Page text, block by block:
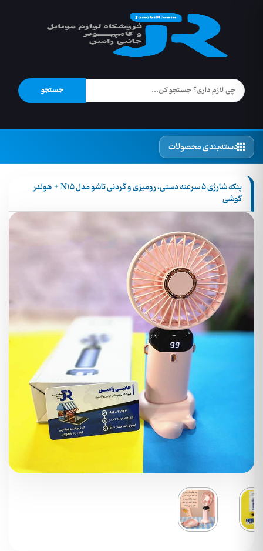
جستجو
دسته‌بندی محصولات
پنکه شارژی 5 سرعته دستی، رومیزی و گردنی تاشو مدل N15 + هولدر
گوشی